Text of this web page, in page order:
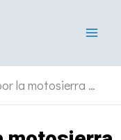
la motosierra …